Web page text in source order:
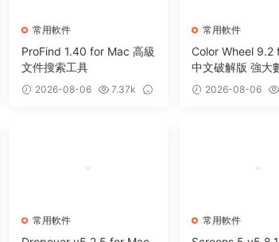
常用軟件
ProFind 1.40 for Mac 高級
文件搜索工具
2026-08-06
7.37k
常用軟件
Color Wheel 9.2
中文破解版 強大
工具2026-08-06
常用軟件 常用軟件